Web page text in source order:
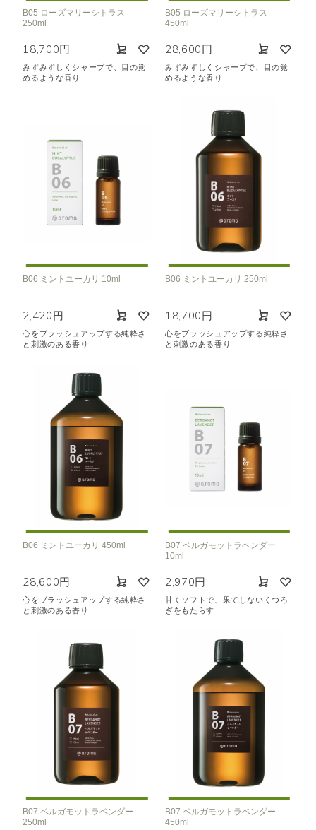
B05 ローズマリーシトラス
250ml
18,700円
みずみずしくシャープで、目の覚
めるような香り
B05 ローズマリーシトラス
450ml
28,600円
みずみずしくシャープで、目の覚
めるような香り
B06 ミントユーカリ 10ml
2,420円
心をブラッシュアップする純粋さ
と刺激のある香り
B06 ミントユーカリ 250ml
18,700円
心をブラッシュアップする純粋さ
と刺激のある香り
B06 ミントユーカリ 450ml
28,600円
心をブラッシュアップする純粋さ
と刺激のある香り
B07 ベルガモットラベンダー
10ml
2,970円
甘くソフトで、果てしないくつろ
ぎをもたらす
B07 ベルガモットラベンダー
250ml
B07 ベルガモットラベンダー
450ml